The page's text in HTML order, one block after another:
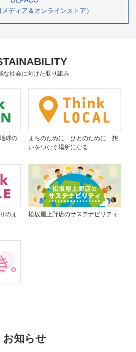
メディア＆オンラインストア）
な社会に向けた取り組み
地球の
まちのために ひとのために 想
いをつなぐ場所になる
のま
松坂屋上野店のサステナビリティ
お知らせ